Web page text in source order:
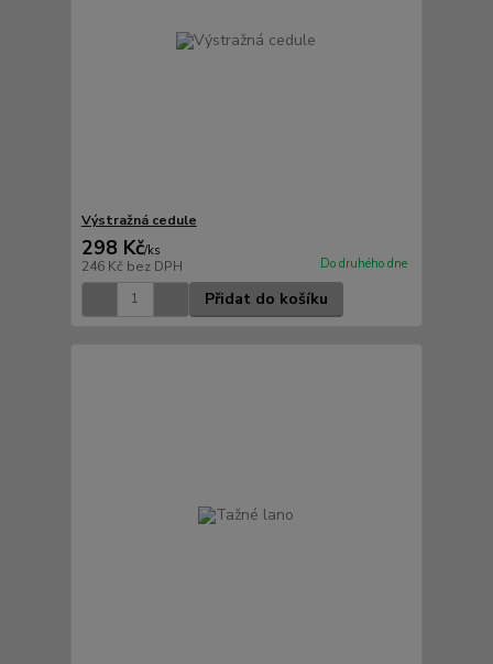
Výstražná cedule
298 Kč/ks
246 Kč bez DPH Do druhého dne
Přidat do košíku